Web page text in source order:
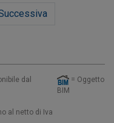
dal
= Oggetto
BIM
al netto di Iva